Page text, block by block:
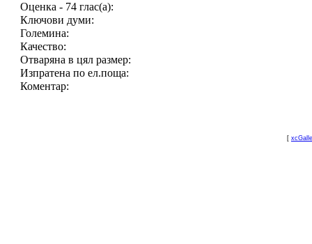
Оценка - 74 глас(а):
Ключови думи:
Големина:
Качество:
Отваряна в цял размер:
Изпратена по ел.поща:
Коментар:
[